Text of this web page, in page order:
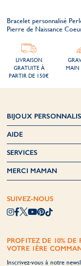
Bracelet personnalisé
Pierre de Naissance
LIVRAISON
GRATUITE À
PARTIR DE 150€
MAIN
BIJOUX
AIDE
SERVICES
MERCI MAMAN
SUIVEZ-NOUS
PROFITEZ DE 10% DE
VOTRE 1ÈRE
Inscrivez-vous à notre